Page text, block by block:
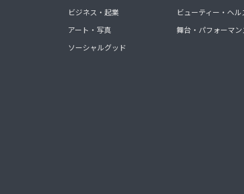
ビジネス・起業
アート・写真
ソーシャルグッド
ビューティー・ヘル
舞台・パフォーマン